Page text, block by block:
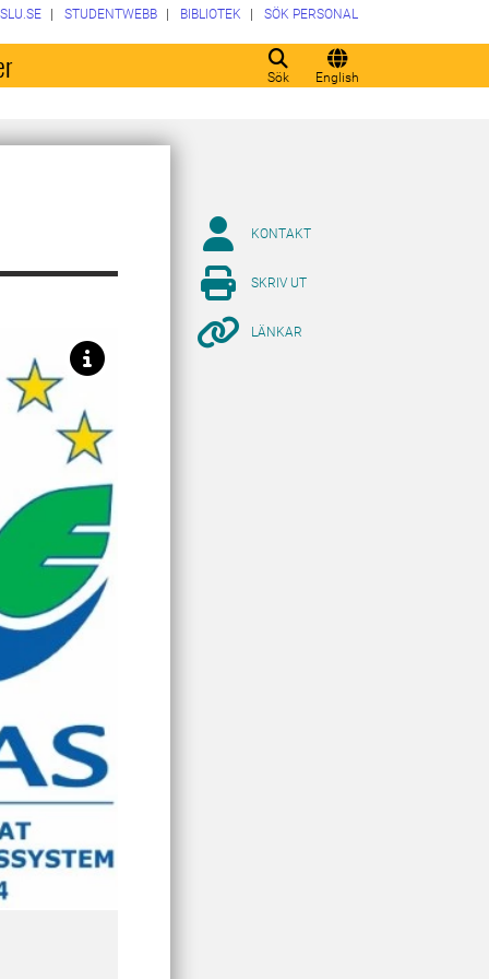
Sök English
SLU.SE STUDENTWEBB BIBLIOTEK SÖK PERSONAL
KONTAKT
SKRIV UT
LÄNKAR